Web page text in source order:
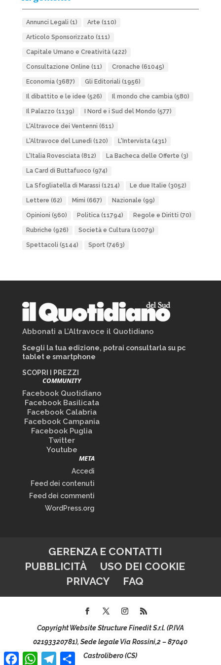
Annunci Legali (1) Arte (110)
Articolo Sponsorizzato (111)
Capitale Umano e Creatività(422)
Consultazione Online (11) Cronache (61045)
Economia(3687) Gli Editoriali (1956)
Il dibattito e le idee (526) Il mondo che cambia(580)
Il Palazzo (1139) I Nord e i Sud del Mondo (577)
L'Altravoce dei Ventenni (611)
L'Altravoce del Lunedì (120) L'Intervista(431)
L'Italia Rovesciata(812) La Bacheca delle Offerte (3)
La Card di Buttafuoco (974)
La Sfogliatella di Marassi (1214) Le due Italie (3052)
Lettere (62) Mimì (667) Nazionale (99)
Opinioni (560) Politica(11794) Regole e Diritti (70)
Rubriche (926) Società e Cultura(10079)
Spettacoli (5144) Sport(7463)
Abbonati a L’Altravoce il Quotidiano
Scegli la tua edizione, potrai consultarla su pc
tablet e smartphone
SCOPRI I PREZZI
COMMUNITY
Facebook Quotidiano
Facebook Basilicata
Facebook Calabria
Facebook Campania
Facebook Puglia
Twitter
Youtube
META
Accedi
Feed dei contenuti
Feed dei commenti
WordPress.org
GERENZA E CONTATTI
PUBBLICITÀ
USO DEI COOKIE
PRIVACY
FAQ
Copyright Website Structure Finedit S.r.l. (P.IVA
02193320781), Sede legale Via Rossini,2 – 87040
Castrolibero (CS)
Facebook
WhatsAppTelegram
Condividi